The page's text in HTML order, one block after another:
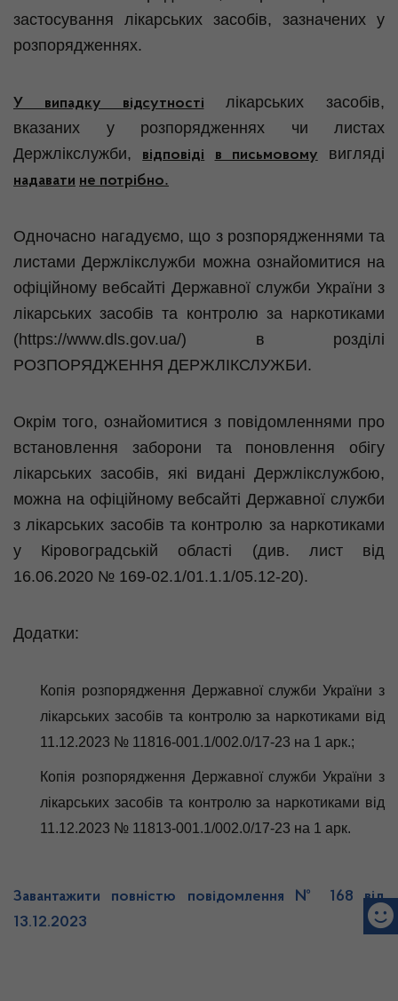
застосування лікарських засобів, зазначених у
розпорядженнях.
У випадку відсутності лікарських засобів,
вказаних у розпорядженнях чи листах
Держлікслужби, відповіді в письмовому вигляді
надавати не потрібно.
Одночасно нагадуємо, що з розпорядженнями та
листами Держлікслужби можна ознайомитися на
офіційному вебсайті Державної служби України з
лікарських засобів та контролю за наркотиками
(https://www.dls.gov.ua/) в розділі
РОЗПОРЯДЖЕННЯ ДЕРЖЛІКСЛУЖБИ.
Окрім того, ознайомитися з повідомленнями про
встановлення заборони та поновлення обігу
лікарських засобів, які видані Держлікслужбою,
можна на офіційному вебсайті Державної служби
з лікарських засобів та контролю за наркотиками
у Кіровоградській області (див. лист від
16.06.2020 № 169-02.1/01.1.1/05.12-20).
Додатки:
Копія розпорядження Державної служби України з
лікарських засобів та контролю за наркотиками від
11.12.2023 № 11816-001.1/002.0/17-23 на 1 арк.;
Копія розпорядження Державної служби України з
лікарських засобів та контролю за наркотиками від
11.12.2023 № 11813-001.1/002.0/17-23 на 1 арк.
Завантажити повністю повідомлення № 168 від
13.12.2023